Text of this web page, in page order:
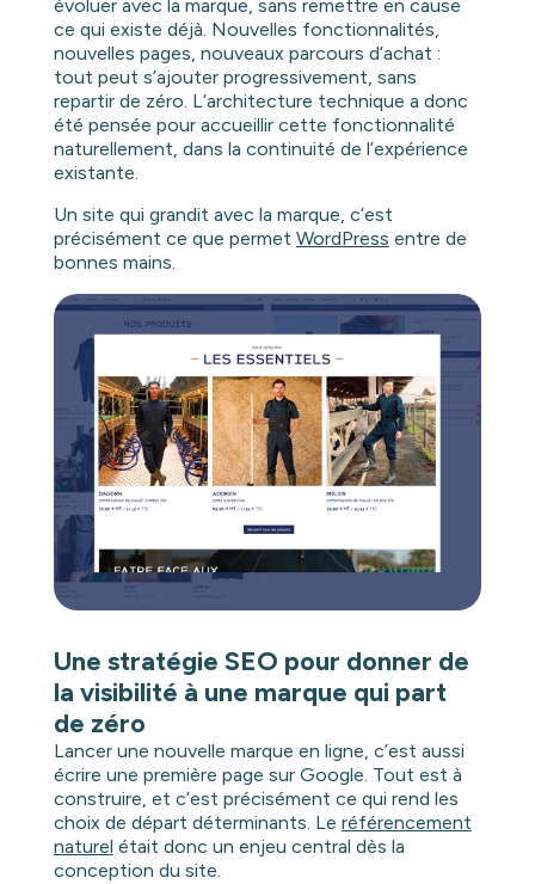
évoluer avec la marque, sans remettre en cause
ce qui existe déjà. Nouvelles fonctionnalités,
nouvelles pages, nouveaux parcours d’achat :
tout peut s’ajouter progressivement, sans
repartir de zéro. L’architecture technique a donc
été pensée pour accueillir cette fonctionnalité
naturellement, dans la continuité de l’expérience
existante.
Un site qui grandit avec la marque, c’est
précisément ce que permet WordPress entre de
bonnes mains.
Une stratégie SEO pour donner de
la visibilité à une marque qui part
de zéro
Lancer une nouvelle marque en ligne, c’est aussi
écrire une première page sur Google. Tout est à
construire, et c’est précisément ce qui rend les
choix de départ déterminants. Le référencement
naturel était donc un enjeu central dès la
conception du site.